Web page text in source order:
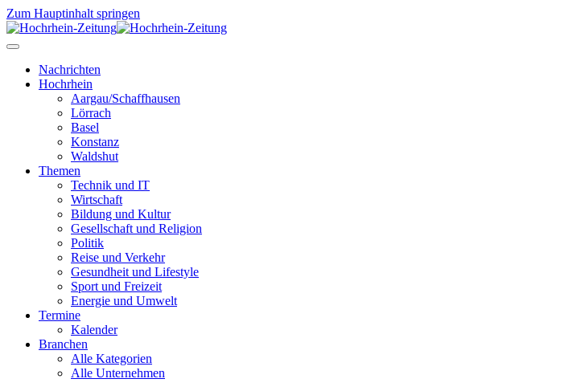
Zum Hauptinhalt springen
Nachrichten
Hochrhein
Aargau/Schaffhausen
Lörrach
Basel
Konstanz
Waldshut
Themen
Technik und IT
Wirtschaft
Bildung und Kultur
Gesellschaft und Religion
Politik
Reise und Verkehr
Gesundheit und Lifestyle
Sport und Freizeit
Energie und Umwelt
Termine
Kalender
Branchen
Alle Kategorien
Alle Unternehmen